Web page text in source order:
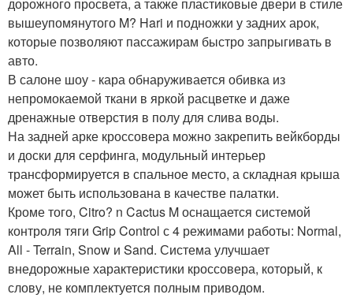
дорожного просвета, а также пластиковые двери в стиле
вышеупомянутого M? Hari и подножки у задних арок,
которые позволяют пассажирам быстро запрыгивать в
авто.
В салоне шоу - кара обнаруживается обивка из
непромокаемой ткани в яркой расцветке и даже
дренажные отверстия в полу для слива воды.
На задней арке кроссовера можно закрепить вейкборды
и доски для серфинга, модульный интерьер
трансформируется в спальное место, а складная крыша
может быть использована в качестве палатки.
Кроме того, Citro? n Cactus M оснащается системой
контроля тяги Grip Control с 4 режимами работы: Normal,
All - Terrain, Snow и Sand. Система улучшает
внедорожные характеристики кроссовера, который, к
слову, не комплектуется полным приводом.